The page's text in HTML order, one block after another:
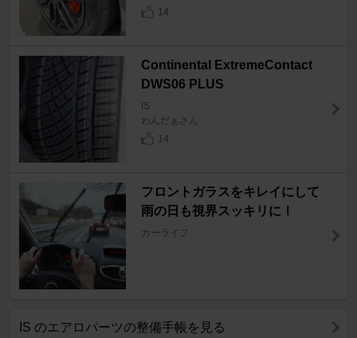
14
Continental ExtremeContact
DWS06 PLUS
IS
わんだぁさん
14
フロントガラスをキレイにして
雨の日も視界スッキリに！
カーライフ
IS のエアロパーツの整備手帳を見る